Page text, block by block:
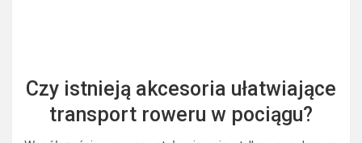
Czy istnieją akcesoria ułatwiające
transport roweru w pociągu?